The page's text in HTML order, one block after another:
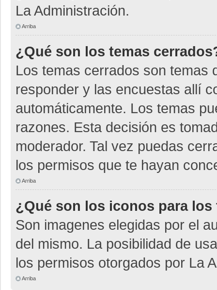
La Administración.
Arriba
¿Qué son los temas
Los temas cerrados son temas
responder y las encuestas allí
automáticamente. Los temas
razones. Esta decisión es
moderador. Tal vez puedas
los permisos que te hayan
Arriba
¿Qué son los iconos para los
Son imagenes elegidas por el
del mismo. La posibilidad de
los permisos otorgados por La
Arriba